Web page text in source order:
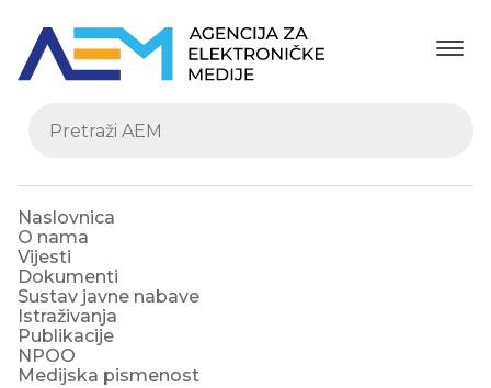
Naslovnica
O nama
Vijesti
Dokumenti
Sustav javne nabave
Istraživanja
Publikacije
NPOO
Medijska pismenost